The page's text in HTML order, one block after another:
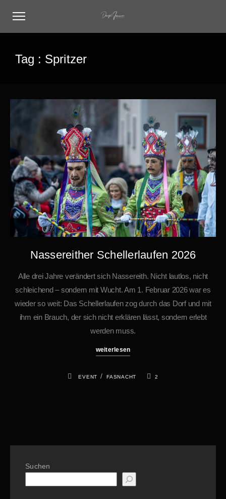
Tag : Spritzer
Nassereither Schellerlaufen 2026
Alle drei Jahre verändert sich Nassereith. Nicht lautlos, nicht
schleichend – sondern mit Wucht. Am 1. Februar 2026 war es
wieder so weit: Das Schellerlaufen zog durch das Dorf und mit
ihm ein Brauch, der sich nicht erklären lässt, sondern erlebt
werden muss.
weiterlesen
EVENT / FASNACHT 2
Suchen